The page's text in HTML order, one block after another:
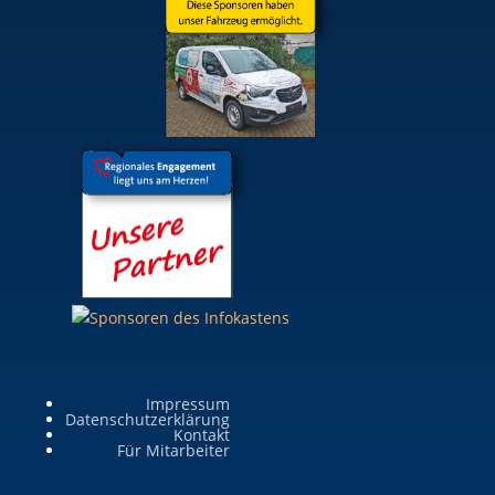
Impressum
Datenschutzerklärung
Kontakt
Für Mitarbeiter